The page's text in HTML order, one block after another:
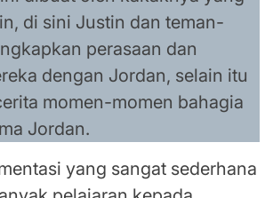
di sini Justin dan teman-
perasaan dan
dengan Jordan, selain itu
momen-momen bahagia
Jordan.
yang sangat sederhana